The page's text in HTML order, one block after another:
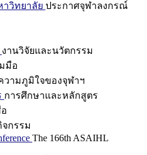
วิทยาลัย ประกาศจุฬาลงกรณ์
งานวิจัยและนวัตกรรม
มือ
วามภูมิใจของจุฬาฯ
การศึกษาและหลักสูตร
กรรม
The 166th ASAIHL